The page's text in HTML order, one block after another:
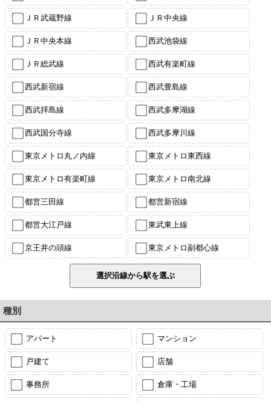
ＪＲ武蔵野線 ＪＲ中央線
ＪＲ中央本線 西武池袋線
ＪＲ総武線 西武有楽町線
西武新宿線 西武豊島線
西武拝島線 西武多摩湖線
西武国分寺線 西武多摩川線
東京メトロ丸ノ内線 東京メトロ東西線
東京メトロ有楽町線 東京メトロ南北線
都営三田線 都営新宿線
都営大江戸線 東武東上線
京王井の頭線 東京メトロ副都心線
種別
アパート マンション
戸建て 店舗
事務所 倉庫・工場